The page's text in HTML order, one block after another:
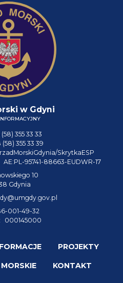
w Gdyni
355 33 33
(58) 355 33 39
SkrytkaESP
AE:PL-95741-88663-EUDWR-17
10
Gdynia
001-49-32
000145000
PROJEKTY
KONTAKT